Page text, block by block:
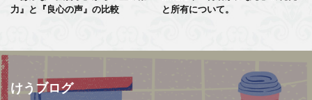
力』と『良心の声』の比較
と所有について。
けうブログ